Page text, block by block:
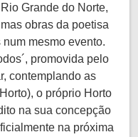
Grande do Norte,
obras da poetisa
mesmo evento.
promovida pelo
contemplando as
o próprio Horto
na sua concepção
na próxima